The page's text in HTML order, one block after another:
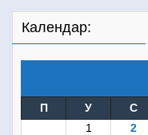
Календар:
П У С
1
2